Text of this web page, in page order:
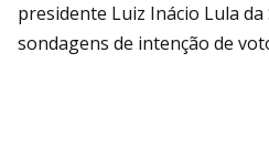
presidente Luiz Inácio Lula
sondagens de intenção de